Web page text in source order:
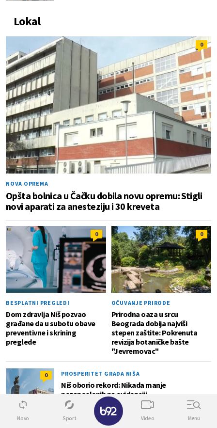
Lokal
0
NOVA OPREMA
Opšta bolnica u Čačku dobila novu opremu: Stigli
novi aparati za anesteziju i 30 kreveta
0
BESPLATNI PREGLEDI
Dom zdravlja Niš pozvao
građane da u subotu obave
preventivne i skrining
preglede
0
OČUVANJE PRIRODE
Prirodna oaza u srcu
Beograda dobija najviši
stepen zaštite: Pokrenuta
revizija botaničke bašte
"Jevremovac"
0 PROSPERITET GRADA NIŠA
Niš oborio rekord: Nikada manje
nezaposlenih na evidenciji
Novo Sport Video Menu
✕